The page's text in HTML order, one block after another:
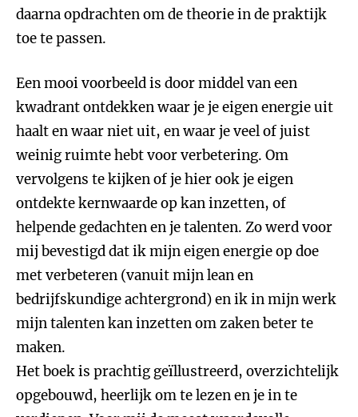
daarna opdrachten om de theorie in de praktijk
toe te passen.
Een mooi voorbeeld is door middel van een
kwadrant ontdekken waar je je eigen energie uit
haalt en waar niet uit, en waar je veel of juist
weinig ruimte hebt voor verbetering. Om
vervolgens te kijken of je hier ook je eigen
ontdekte kernwaarde op kan inzetten, of
helpende gedachten en je talenten. Zo werd voor
mij bevestigd dat ik mijn eigen energie op doe
met verbeteren (vanuit mijn lean en
bedrijfskundige achtergrond) en ik in mijn werk
mijn talenten kan inzetten om zaken beter te
maken.
Het boek is prachtig geïllustreerd, overzichtelijk
opgebouwd, heerlijk om te lezen en je in te